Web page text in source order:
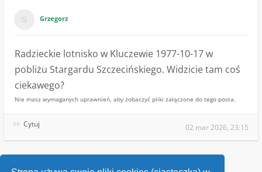
Grzegorz
Radzieckie lotnisko w Kluczewie 1977-10-17 w
pobliżu Stargardu Szczecińskiego. Widzicie tam coś
ciekawego?
Nie masz wymaganych uprawnień, aby zobaczyć pliki załączone do tego posta.
Cytuj 02 mar 2026, 23:15
1 … 22 23 24 25